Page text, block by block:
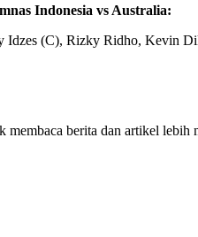
Indonesia vs Australia:
Idzes (C), Rizky Ridho, Kevin
berita dan artikel lebih